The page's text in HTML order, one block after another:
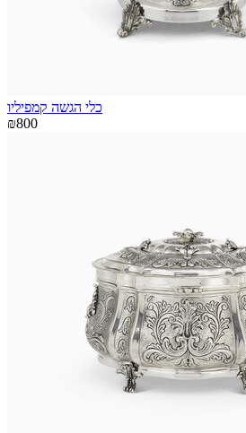
כלי הגשה קמפיליו
₪800